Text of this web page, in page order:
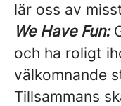
lär oss av
We Have Fun:
och ha roligt
välkomnande
Tillsammans